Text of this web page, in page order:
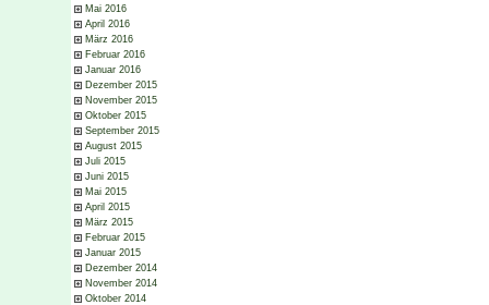
Mai 2016
April 2016
März 2016
Februar 2016
Januar 2016
Dezember 2015
November 2015
Oktober 2015
September 2015
August 2015
Juli 2015
Juni 2015
Mai 2015
April 2015
März 2015
Februar 2015
Januar 2015
Dezember 2014
November 2014
Oktober 2014